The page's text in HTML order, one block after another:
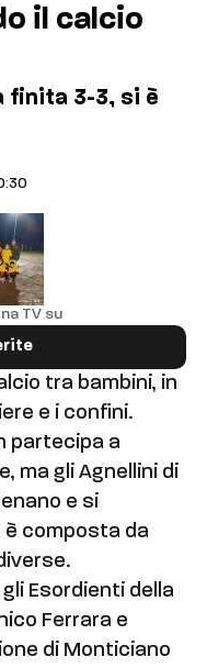
il calcio
finita 3-3, si è
TV su
tra bambini, in
e i confini.
partecipa a
ma gli Agnellini di
e si
è composta da
Esordienti della
Ferrara e
di Monticiano